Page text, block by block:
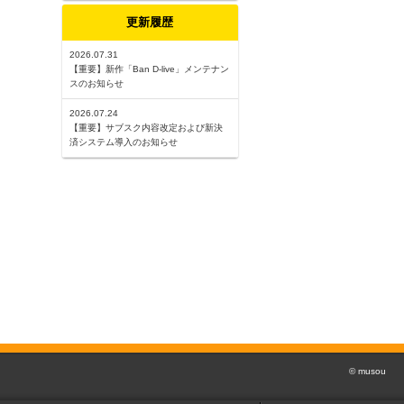
更新履歴
2026.07.31
【重要】新作「Ban D-live」メンテナン
スのお知らせ
2026.07.24
【重要】サブスク内容改定および新決
済システム導入のお知らせ
© musou